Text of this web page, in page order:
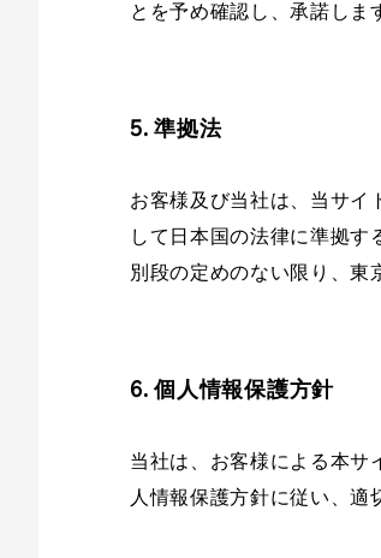
とを予め確認し、承諾しま
5. 準拠法
お客様及び当社は、当サイ
して日本国の法律に準拠す
別段の定めのない限り、東
6. 個人情報保護方針
当社は、お客様による本サ
人情報保護方針に従い、適